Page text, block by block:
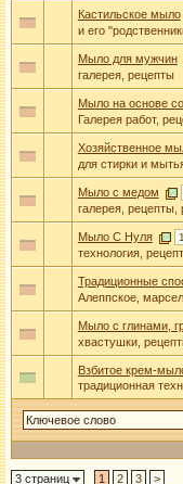
Кастильское мыло
и его
Мыло для мужчин
галерея, рецепты
Мыло на основе
Галерея работ,
Хозяйственное
для стирки и
Мыло с медом
галерея, рецепты,
Мыло С Нуля 1
технология,
Традиционные
Алеппское,
Мыло с глинами,
хвастушки,
Взбитое крем-
традиционная
3 страниц 1 2 3 >